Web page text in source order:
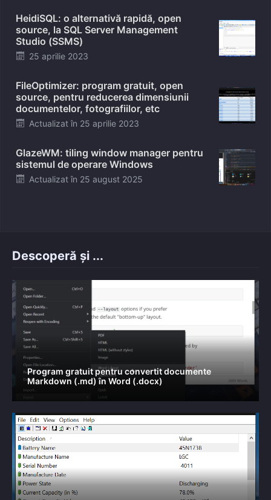
HeidiSQL: o alternativă rapidă, open
source, la SQL Server Management
Studio (SSMS)
Posted
25 aprilie 2023
FileOptimizer: program gratuit, open
source, pentru reducerea dimensiunii
documentelor, fotografiilor, etc
Posted
Actualizat în 25 aprilie 2023
GlazeWM: tiling window manager pentru
sistemul de operare Windows
Posted
Actualizat în 25 august 2025
Descoperă și ...
Program gratuit pentru convertit documente
Markdown (.md) în Word (.docx)